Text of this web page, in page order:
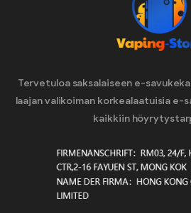
Tervetuloa saksalaiseen e-
laajan valikoiman korkealaatuisia
kaikkiin